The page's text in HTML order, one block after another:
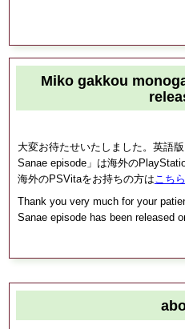
Miko gakkou
大変お待たせいたしました。英語
Sanae episode」は海外の
海外のPSVitaをお持ちの方はこちら
Thank you very much for your
Sanae episode has been released